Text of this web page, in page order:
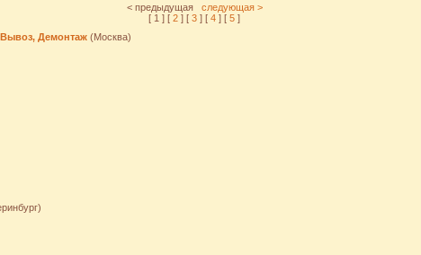
< предыдущая следующая >
[ 1 ] [ 2 ] [ 3 ] [ 4 ] [ 5 ]
Демонтаж (Москва)